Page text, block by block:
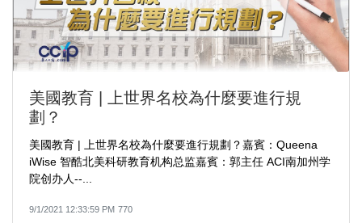
美國教育 | 上世界名校為什麼要進行規
劃？
美國教育 | 上世界名校為什麼要進行規劃？嘉賓：Queena
iWise 智酷北美科研教育机构总监嘉賓：郭主任 ACI南加州学
院创办人--...
9/1/2021 12:33:59 PM 770